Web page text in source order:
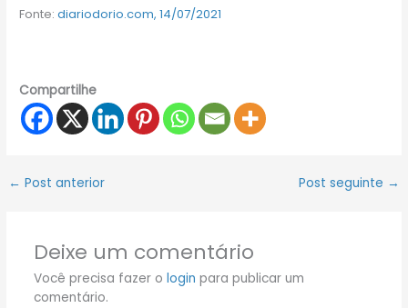
Fonte:diariodorio.com, 14/07/2021
Compartilhe
← Post anterior Post seguinte →
Deixe um comentário
Você precisa fazer o login para publicar um
comentário.